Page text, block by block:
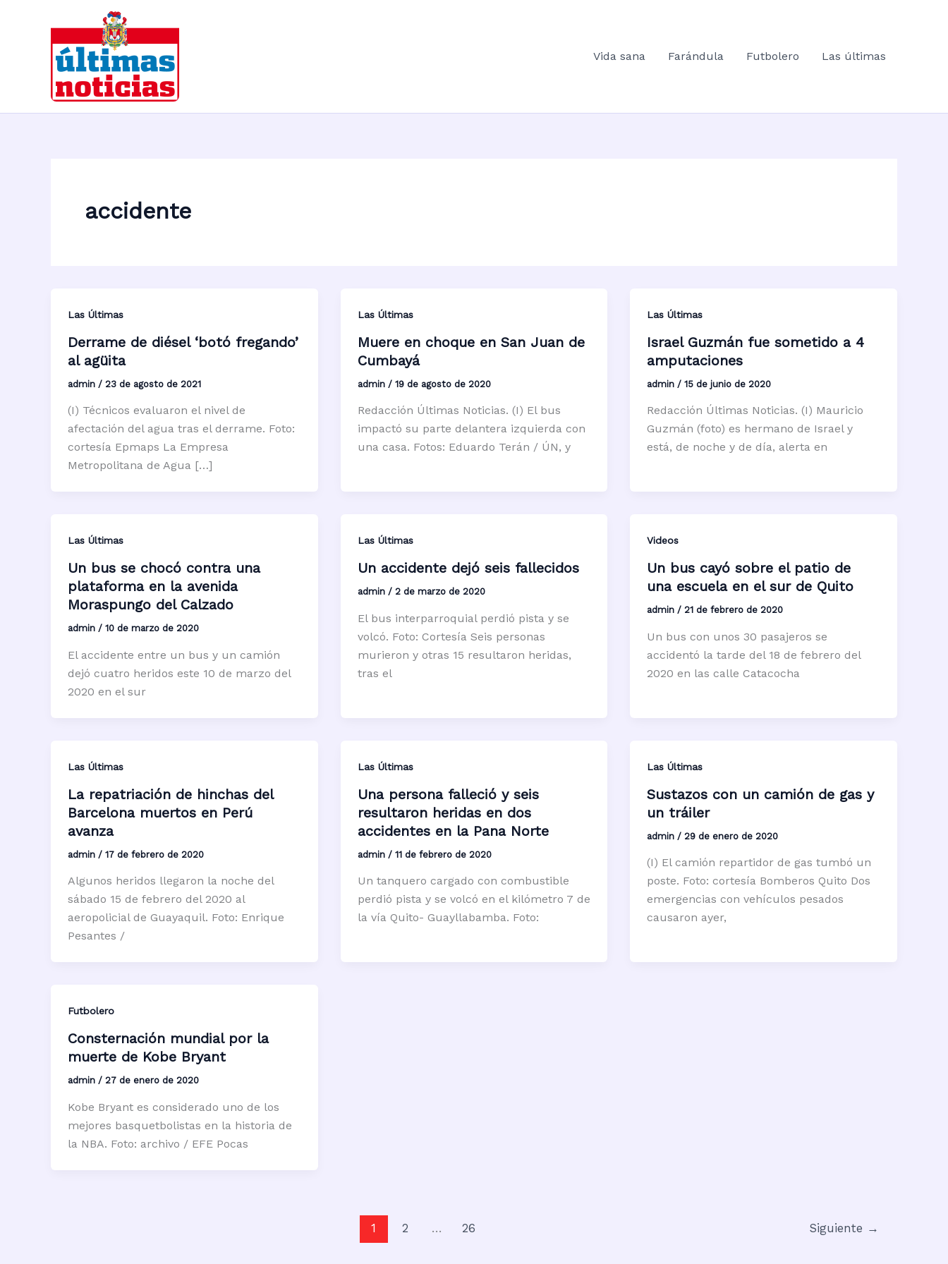
contenido
Vida sana
Farándula Futbolero Las últimas
accidente
Las Últimas
Derrame de diésel ‘botó fregando’
al agüita
admin / 23 de agosto de 2021
(I) Técnicos evaluaron el nivel de
afectación del agua tras el derrame. Foto:
cortesía Epmaps La Empresa
Metropolitana de Agua […]
Las Últimas
Muere en choque en San Juan de
Cumbayá
admin / 19 de agosto de 2020
Redacción Últimas Noticias. (I) El bus
impactó su parte delantera izquierda con
una casa. Fotos: Eduardo Terán / ÚN, y
Las Últimas
Israel Guzmán fue sometido a 4
amputaciones
admin /15 de junio de 2020
Redacción Últimas Noticias. (I) Mauricio
Guzmán (foto) es hermano de Israel y
está, de noche y de día, alerta en
Las Últimas
Un bus se chocó contra una
plataforma en la avenida
Moraspungo del Calzado
admin / 10 de marzo de 2020
El accidente entre un bus y un camión
dejó cuatro heridos este 10 de marzo del
2020 en el sur
Las Últimas
Un accidente dejó seis fallecidos
admin / 2 de marzo de 2020
El bus interparroquial perdió pista y se
volcó. Foto: Cortesía Seis personas
murieron y otras 15 resultaron heridas,
tras el
Videos
Un bus cayó sobre el patio de
una escuela en el sur de Quito
admin/21 de febrero de 2020
Un bus con unos 30 pasajeros se
accidentó la tarde del 18 de febrero del
2020 en las calle Catacocha
Las Últimas
La repatriación de hinchas del
Barcelona muertos en Perú
avanza
admin / 17 de febrero de 2020
Algunos heridos llegaron la noche del
sábado 15 de febrero del 2020 al
aeropolicial de Guayaquil. Foto: Enrique
Pesantes /
Las Últimas
Una persona falleció y seis
resultaron heridas en dos
accidentes en la Pana Norte
admin / 11 de febrero de 2020
Un tanquero cargado con combustible
perdió pista y se volcó en el kilómetro 7 de
la vía Quito- Guayllabamba. Foto:
Las Últimas
Sustazos con un camión de gas y
un tráiler
admin /29 de enero de 2020
(I) El camión repartidor de gas tumbó un
poste. Foto: cortesía Bomberos Quito Dos
emergencias con vehículos pesados
causaron ayer,
Futbolero
Consternación mundial por la
muerte de Kobe Bryant
admin / 27 de enero de 2020
Kobe Bryant es considerado uno de los
mejores basquetbolistas en la historia de
la NBA. Foto: archivo / EFE Pocas
1 2 … 26 Siguiente →